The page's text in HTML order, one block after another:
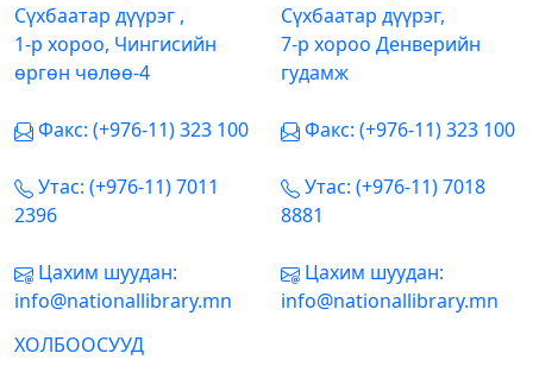
Сүхбаатар дүүрэг ,
1-р хороо, Чингисийн
өргөн чөлөө-4
Факс: (+976-11) 323 100
Утас: (+976-11) 7011
2396
Цахим шуудан:
info@nationallibrary.mn
Сүхбаатар дүүрэг,
7-р хороо Денверийн
гудамж
Факс: (+976-11) 323 100
Утас: (+976-11) 7018
8881
Цахим шуудан:
info@nationallibrary.mn
ХОЛБООСУУД